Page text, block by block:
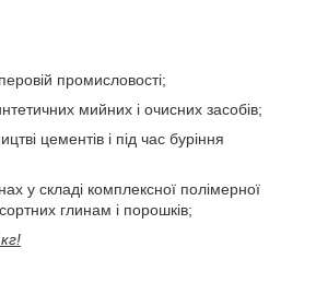
промисловості;
мийних і очисних засобів;
цементів і під час буріння
у складі комплексної полімерної
глинам і порошків;